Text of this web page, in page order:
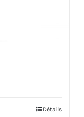
Détails